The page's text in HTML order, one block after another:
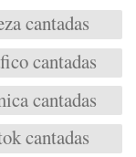
cantadas
cantadas
cantadas
cantadas